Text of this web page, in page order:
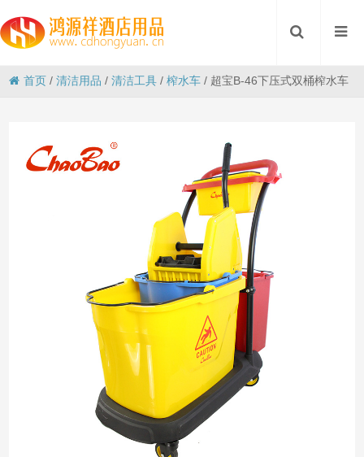
首页 /清洁用品 /清洁工具 /榨水车 / 超宝B-46下压式双桶榨水车